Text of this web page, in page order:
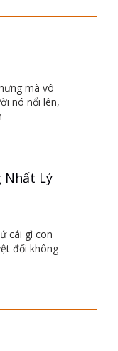
Lai vết
Lai làm
mà vô
Lý